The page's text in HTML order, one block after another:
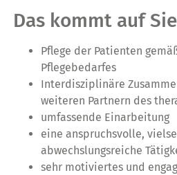
Das kommt auf
Pflege der Patienten
Pflegebedarfes
Interdisziplinäre
weiteren Partnern des
umfassende Einarbeitung
eine anspruchsvolle,
abwechslungsreiche
sehr motiviertes und